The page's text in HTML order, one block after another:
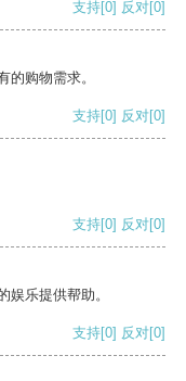
支持[0] 反对[0]
的购物需求。
支持[0] 反对[0]
支持[0] 反对[0]
娱乐提供帮助。
支持[0] 反对[0]